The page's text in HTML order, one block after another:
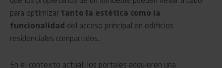
para optimizar tanto la estética como la
funcionalidad del acceso principal en edificios
residenciales compartidos.
En el contexto actual, los portales adquieren una